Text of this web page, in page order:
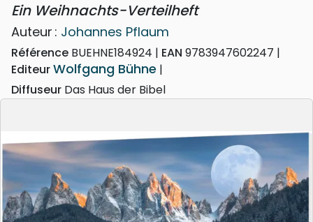
Ein Weihnachts-Verteilheft
Auteur : Johannes Pflaum
Référence BUEHNE184924 EAN 9783947602247
EditeurWolfgang Bühne
Diffuseur Das Haus der Bibel